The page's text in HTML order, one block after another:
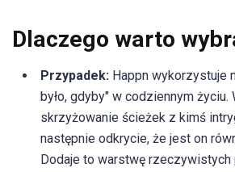
Dlaczego warto
Przypadek: Happn wykorzystuje
było, gdyby" w codziennym życiu.
skrzyżowanie ścieżek z kimś
następnie odkrycie, że jest on
Dodaje to warstwę rzeczywistych